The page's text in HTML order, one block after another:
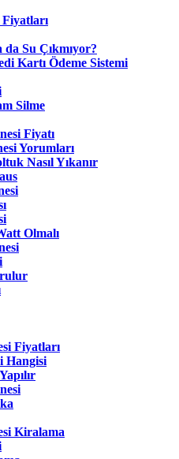
Su Çıkmıyor?
Kartı Ödeme Sistemi
Silme
Fiyatı
Yorumları
Nasıl Yıkanır
Olmalı
Fiyatları
Hangisi
Kiralama